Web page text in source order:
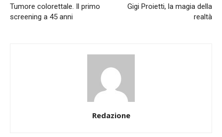
Tumore colorettale. Il primo
screening a 45 anni
Gigi Proietti, la magia della
realtà
Redazione